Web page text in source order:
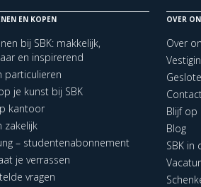
EN KOPEN
bij SBK: makkelijk,
en inspirerend
particulieren
je kunst bij SBK
kantoor
zakelijk
– studentenabonnement
je verrassen
vragen
OVER
Over
Blijf op
Blog
SBK in